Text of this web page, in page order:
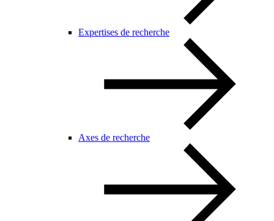
Expertises de recherche
Axes de recherche